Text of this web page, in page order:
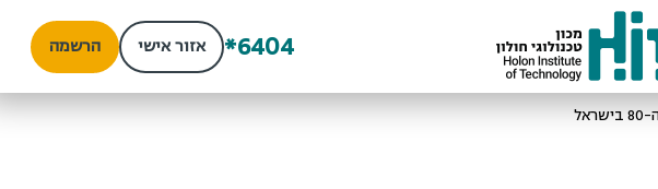
*6404 אזור אישי הרשמה